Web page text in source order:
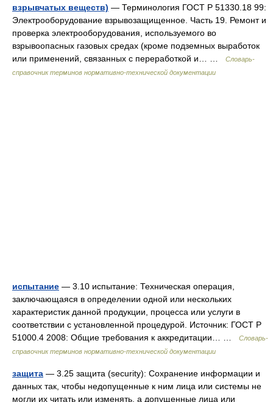
взрывчатых веществ) — Терминология ГОСТ Р 51330.18 99:
Электрооборудование взрывозащищенное. Часть 19. Ремонт и
проверка электрооборудования, используемого во
взрывоопасных газовых средах (кроме подземных выработок
или применений, связанных с переработкой и… …
Словарь-
справочник терминов нормативно-технической документации
испытание — 3.10 испытание: Техническая операция,
заключающаяся в определении одной или нескольких
характеристик данной продукции, процесса или услуги в
соответствии с установленной процедурой. Источник: ГОСТ Р
51000.4 2008: Общие требования к аккредитации… …
Словарь-
справочник терминов нормативно-технической документации
защита — 3.25 защита (security): Сохранение информации и
данных так, чтобы недопущенные к ним лица или системы не
могли их читать или изменять, а допущенные лица или